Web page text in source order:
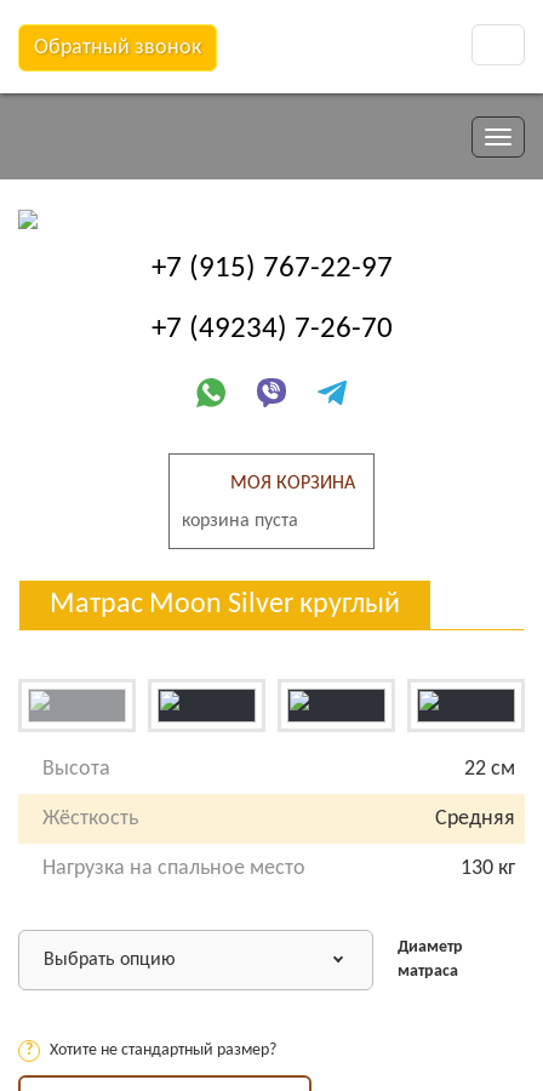
Обратный звонок
Toggle
+7 (915) 767-22-97
+7 (49234) 7-26-70
МОЯ КОРЗИНА
корзина пуста
Матрас Moon Silver круглый
Высота 22 см
Жёсткость Средняя
Нагрузка на спальное место 130 кг
Диаметр
матраса
Выбрать опцию
? Хотите не стандартный размер?